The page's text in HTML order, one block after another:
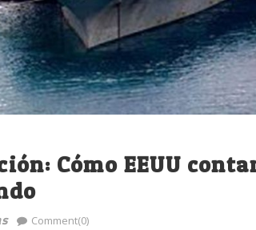
Cómo EEUU
Comment(0)